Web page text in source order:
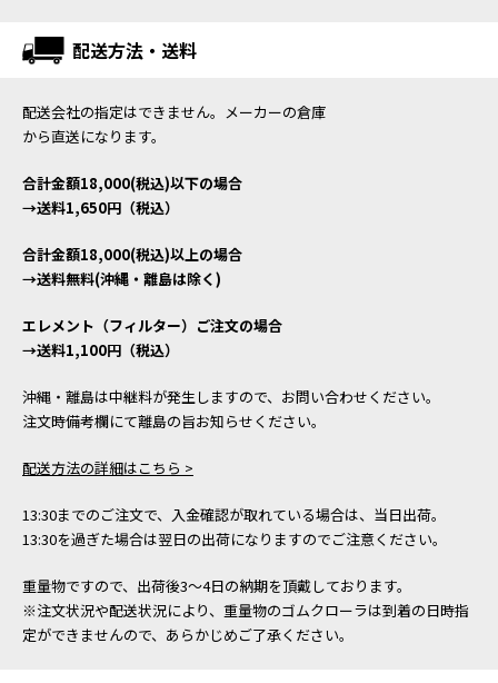
配送方法・送料
配送会社の指定はできません。メーカーの倉庫
から直送になります。
合計金額18,000(税込)以下の場合
→送料1,650円（税込）
合計金額18,000(税込)以上の場合
→送料無料(沖縄・離島は除く)
エレメント（フィルター）ご注文の場合
→送料1,100円（税込）
沖縄・離島は中継料が発生しますので、お問い合わせください。
注文時備考欄にて離島の旨お知らせください。
配送方法の詳細はこちら >
13:30までのご注文で、入金確認が取れている場合は、当日出荷。
13:30を過ぎた場合は翌日の出荷になりますのでご注意ください。
重量物ですので、出荷後3～4日の納期を頂戴しております。
※注文状況や配送状況により、重量物のゴムクローラは到着の日時指
定ができませんので、あらかじめご了承ください。